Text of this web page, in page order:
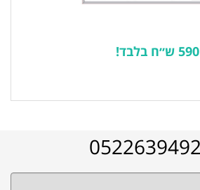
590 ש״ח בלבד!